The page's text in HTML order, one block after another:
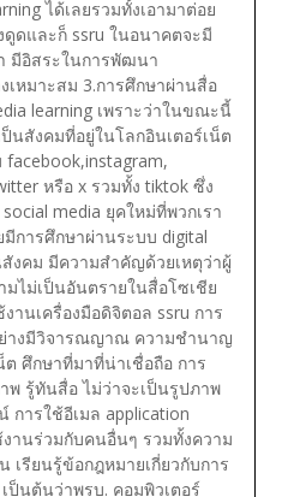
ได้เลยรวมทั้งเอามาต่อย
ดและก็ ssru ในอนาคตจะมี
มีอิสระในการพัฒนา
เหมาะสม 3.การศึกษาผ่านสื่อ
learning เพราะว่าในขณะนี้
นสังคมที่อยู่ในโลกอินเตอร์เน็ต
หรือ x รวมทั้ง tiktok ซึ่ง
media ยุคใหม่ที่พวกเรา
การศึกษาผ่านระบบ digital
งคม มีความสำคัญด้วยเหตุว่าผู้
มไม่เป็นอันตรายในสื่อโซเชีย
านเครื่องมือดิจิตอล ssru การ
างมีวิจารณญาณ ความชำนาญ
ศึกษาที่มาที่น่าเชื่อถือ การ
รู้ทันสื่อ ไม่ว่าจะเป็นรูปภาพ
การใช้อีเมล application
านร่วมกับคนอื่นๆ รวมทั้งความ
เรียนรู้ข้อกฎหมายเกี่ยวกับการ
ป็นต้นว่าพรบ. คอมพิวเตอร์